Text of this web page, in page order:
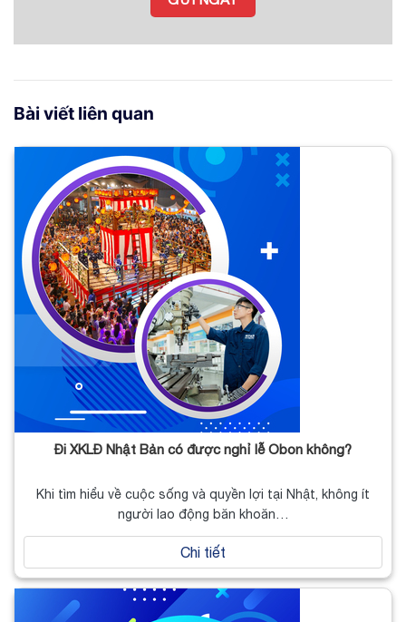
Bài viết liên quan
Đi XKLĐ Nhật Bản có được nghỉ lễ Obon không?
Khi tìm hiểu về cuộc sống và quyền lợi tại Nhật, không ít
người lao động băn khoăn…
Chi tiết